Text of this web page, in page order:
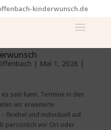
kinderwunsch.de
| Mai 1, 2026 |
sein kann, Termine in den
wir erweiterte
flexibel und individuell auf
persönlich vor Ort oder